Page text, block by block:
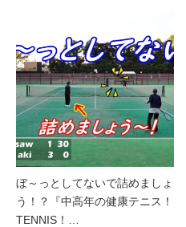
ぼ～っとしてないで詰めましょ
う！？『中高年の健康テニス！
TENNIS！…